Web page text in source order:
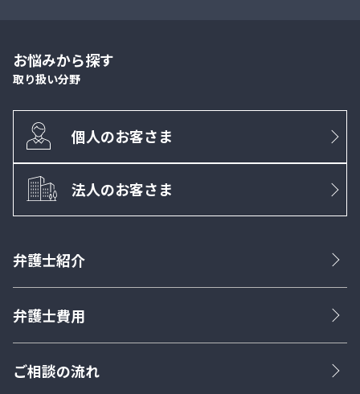
お悩みから探す
取り扱い分野
個人のお客さま
法人のお客さま
弁護士紹介
弁護士費用
ご相談の流れ